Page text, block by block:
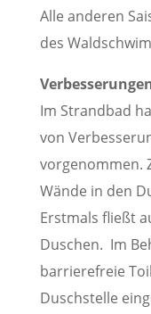
Alle anderen
des
Im Strandbad
von
vorgenommen.
Wände in den
Erstmals fließt
Duschen. Im
barrierefreie
Duschstelle